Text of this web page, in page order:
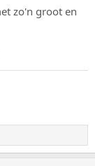
zo'n groot en